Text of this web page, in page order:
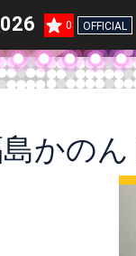
0 OFFICIAL
かのん